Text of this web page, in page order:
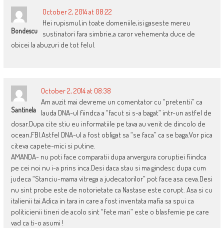
Bondescu
October 2, 2014 at 08:22
Hei rupismul,in toate domeniile,isi gaseste mereu
sustinatori fara simbrie,a caror vehementa duce de
obicei la abuzuri de tot felul.
Santinela
October 2, 2014 at 08:38
Am auzit mai devreme un comentator cu “pretentii” ca
lauda DNA-ul fiindca a “facut si s-a bagat” intr-un astfel de
dosar.Dupa cite stiu eu informatiile pe tava au venit de dincolo de
ocean,FBI.Astfel DNA-ul a fost obligat sa “se faca” ca se baga.Vor pica
citeva capete-mici si putine.
AMANDA- nu poti face comparatii dupa anvergura coruptiei fiindca
pe cei noi nu i-a prins inca.Desi daca stau si ma gindesc dupa cum
judeca “Stanciu-mama vitrega a judecatorilor” pot face asa ceva.Desi
nu sint probe este de notorietate ca Nastase este corupt. Asa si cu
italienii tai.Adica in tara in care a fost inventata mafia sa spui ca
politicienii tineri de acolo sint “fete mari” este o blasfemie pe care
vad ca ti-o asumi !